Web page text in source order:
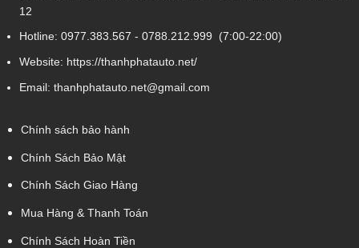
12
Hotline: 0977.383.567 - 0788.212.999 (7:00-22:00)
Website: https://thanhphatauto.net/
Email: thanhphatauto.net@gmail.com
Chính sách bảo hành
Chính Sách Bảo Mật
Chính Sách Giao Hàng
Mua Hàng & Thanh Toán
Chính Sách Hoàn Tiền